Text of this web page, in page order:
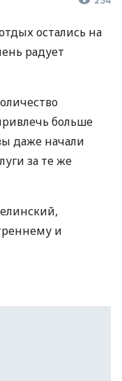
остались на
радует
больше
даже начали
за те же
и